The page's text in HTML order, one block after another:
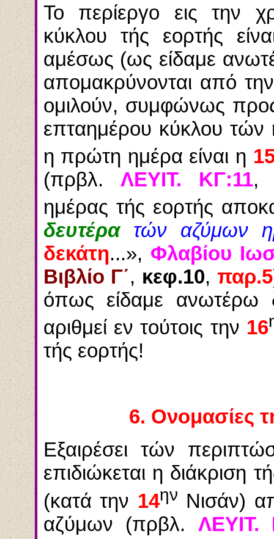
Το περίεργο εις την
κύκλου τής εορτής
αμέσως (ως είδαμε
απομακρύνονται από
ομιλούν, συμφώνως
επταημέρου κύκλου τών
η πρώτη ημέρα είναι η
(πρβλ. ΛΕΥΙΤ. ΚΓ:11,
ημέρας τής εορτής
δευτέρα
τών αζύμων
δεκάτη...», Φλαβίου
Βιβλίο Γ΄, κεφ.10, παρ.5
όπως είδαμε ανωτέρω
αριθμεί εν τούτοις την 16
τής εορτής!
6. Ονομασίες
Εξαιρέσει τών
επιδιώκεται η διάκριση
(κατά την 14ην Νισάν)
αζύμων (πρβλ. ΛΕΥΙΤ.